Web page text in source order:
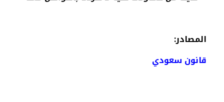
المصادر:
قانون سعودي